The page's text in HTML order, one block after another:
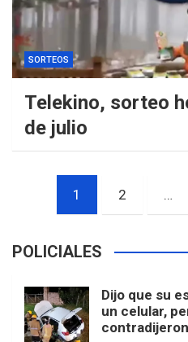
SORTEOS
Telekino, sorteo
de julio
Paginación
entradas
1 2 …
POLICIALES
Dijo que su
un celular,